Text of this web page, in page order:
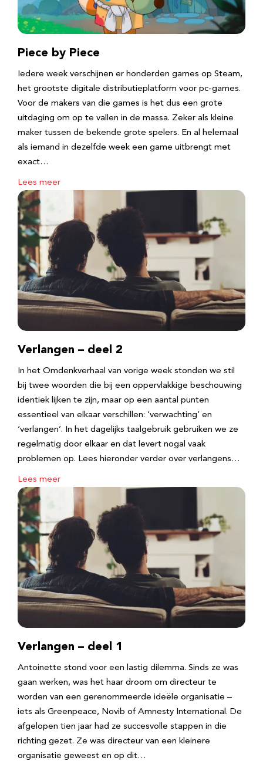
Piece by Piece
Iedere week verschijnen er honderden games op Steam,
het grootste digitale distributieplatform voor pc-games.
Voor de makers van die games is het dus een grote
uitdaging om op te vallen in de massa. Zeker als kleine
maker tussen de bekende grote spelers. En al helemaal
als iemand in dezelfde week een game uitbrengt met
exact…
Lees meer
Verlangen – deel 2
In het Omdenkverhaal van vorige week stonden we stil
bij twee woorden die bij een oppervlakkige beschouwing
identiek lijken te zijn, maar op een aantal punten
essentieel van elkaar verschillen: ‘verwachting’ en
‘verlangen’. In het dagelijks taalgebruik gebruiken we ze
regelmatig door elkaar en dat levert nogal vaak
problemen op. Lees hieronder verder over verlangens…
Lees meer
Verlangen – deel 1
Antoinette stond voor een lastig dilemma. Sinds ze was
gaan werken, was het haar droom om directeur te
worden van een gerenommeerde ideële organisatie –
iets als Greenpeace, Novib of Amnesty International. De
afgelopen tien jaar had ze succesvolle stappen in die
richting gezet. Ze was directeur van een kleinere
organisatie geweest en op dit…